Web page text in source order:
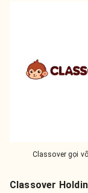
Classover gọi
Classover